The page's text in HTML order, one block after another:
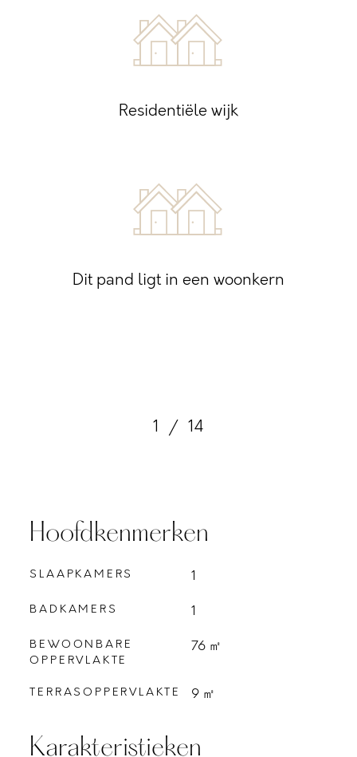
Residentiële wijk
Dit pand ligt in een woonkern
1 / 14
Hoofdkenmerken
SLAAPKAMERS 1
BADKAMERS 1
BEWOONBARE
OPPERVLAKTE
76 ㎡
TERRASOPPERVLAKTE 9 ㎡
Karakteristieken